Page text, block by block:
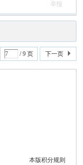
举报
/ 9 页 下一页
本版积分规则